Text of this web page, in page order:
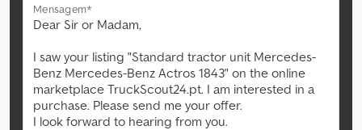
Mensagem*